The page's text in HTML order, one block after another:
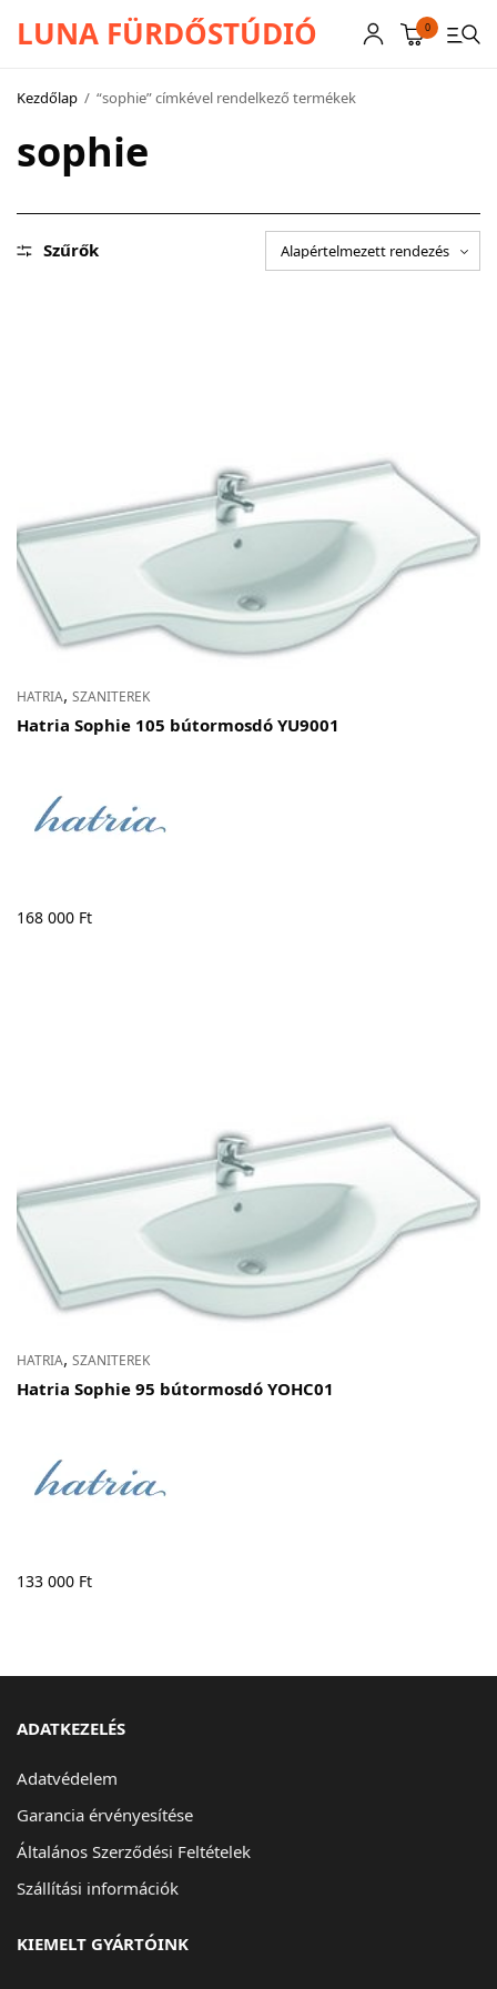
LUNA FÜRDŐSTÚDIÓ 0
Kezdőlap / “sophie” címkével rendelkező termékek
sophie
Szűrők
HATRIA, SZANITEREK
Hatria Sophie 105 bútormosdó YU9001
168 000 Ft
HATRIA, SZANITEREK
Hatria Sophie 95 bútormosdó YOHC01
133 000 Ft
ADATKEZELÉS
Adatvédelem
Garancia érvényesítése
Általános Szerződési Feltételek
Szállítási információk
KIEMELT GYÁRTÓINK
CSAPTELEPEK
SCHWAB
AKCIÓS TERMÉKEK
Adatvédelem
Garancia érvényesítése
Általános Szerződési Feltételek
Copyright © 2021 Premium WordPress Themes . All rights reserved.